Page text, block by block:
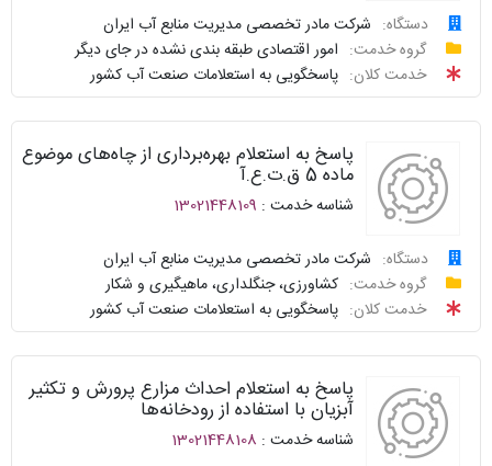
سامانه
خدمات
دولت
توافقنامه
نظرسنجی
سوالات
سامانه
خدمات
دولت
دستگاه:
شرکت مادر تخصصی مدیریت منابع آب ایران
گروه خدمت:
امور اقتصادی طبقه بندی نشده در جای دیگر
خدمت کلان:
پاسخگویی به استعلامات صنعت آب کشور
درخواست
پیگیری
واحد
پاسخگو
توافقنامه
نظرسنجی
سوالات
پاسخ به استعلام بهره‌برداری از چاه‌های موضوع
ماده 5 ق.ت.ع.آ
شناسه خدمت : 13021448109
دستگاه:
شرکت مادر تخصصی مدیریت منابع آب ایران
گروه خدمت:
کشاورزی، جنگلداری، ماهیگیری و شکار
خدمت کلان:
پاسخگویی به استعلامات صنعت آب کشور
درخواست
پیگیری
واحد
پاسخگو
پاسخ به استعلام احداث مزارع پرورش و تکثیر
آبزیان با استفاده از رودخانه‌ها
شناسه خدمت : 13021448108